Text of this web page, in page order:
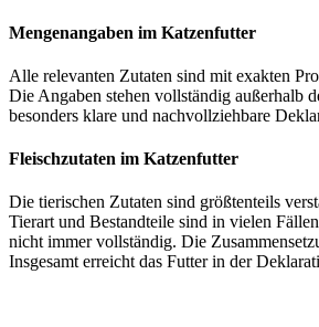
Mengenangaben im Katzenfutter
Alle relevanten Zutaten sind mit exakten
Die Angaben stehen vollständig außerhalb
besonders klare und nachvollziehbare
Fleischzutaten im Katzenfutter
Die tierischen Zutaten sind größtenteils
Tierart und Bestandteile sind in vielen
nicht immer vollständig. Die
Insgesamt erreicht das Futter in der